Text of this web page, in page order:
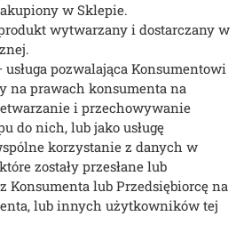
w Sklepie.
wytwarzany i dostarczany w
pozwalająca Konsumentowi
na prawach konsumenta na
i przechowywanie
do nich, lub jako usługę
korzystanie z danych w
zostały przesłane lub
Konsumenta lub Przedsiębiorcę na
lub innych użytkowników tej